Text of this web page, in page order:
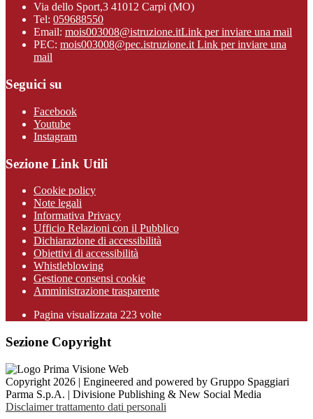
Via dello Sport,3 41012 Carpi (MO)
Tel: 059688550
Email: mois003008@istruzione.itLink per inviare una mail
PEC: mois003008@pec.istruzione.it Link per inviare una
mail
Seguici su
Facebook
Youtube
Instagram
Sezione Link Utili
Cookie policy
Note legali
Informativa Privacy
Ufficio Relazioni con il Pubblico
Dichiarazione di accessibilità
Obiettivi di accessibilità
Whistleblowing
Gestione consensi cookie
Amministrazione trasparente
Pagina visualizzata 223 volte
Sezione Copyright
Copyright 2026 | Engineered and powered by Gruppo Spaggiari
Parma S.p.A. | Divisione Publishing & New Social Media
Disclaimer trattamento dati personali